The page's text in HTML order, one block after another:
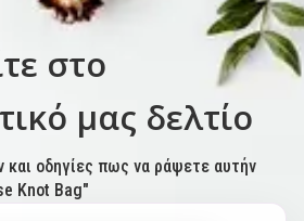
στο
μας δελτίο
και οδηγίες πως να ράψετε αυτήν
Knot Bag"